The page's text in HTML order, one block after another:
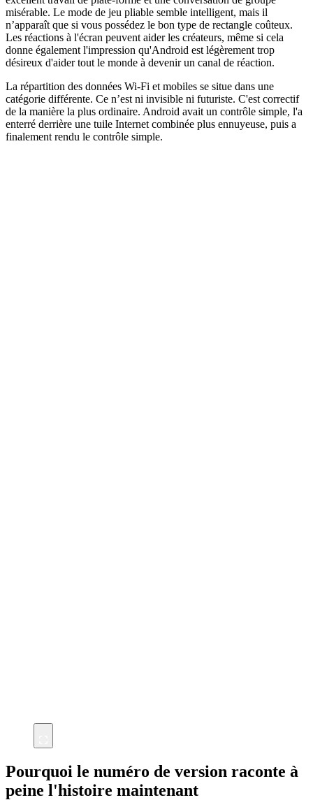
misérable. Le mode de jeu pliable semble intelligent, mais il
n’apparaît que si vous possédez le bon type de rectangle coûteux.
Les réactions à l'écran peuvent aider les créateurs, même si cela
donne également l'impression qu'Android est légèrement trop
désireux d'aider tout le monde à devenir un canal de réaction.
La répartition des données Wi-Fi et mobiles se situe dans une
catégorie différente. Ce n’est ni invisible ni futuriste. C'est correctif
de la manière la plus ordinaire. Android avait un contrôle simple, l'a
enterré derrière une tuile Internet combinée plus ennuyeuse, puis a
finalement rendu le contrôle simple.
Pourquoi le numéro de version raconte à
peine l'histoire maintenant